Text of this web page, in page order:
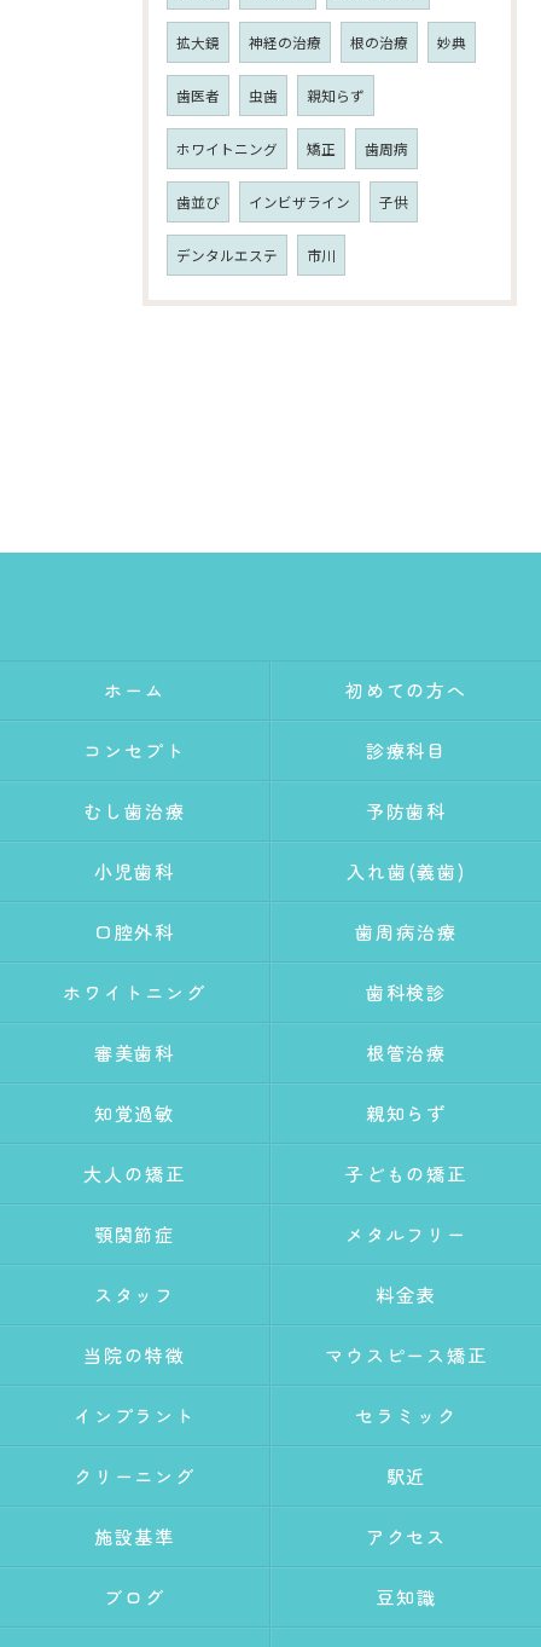
拡大鏡 神経の治療 根の治療 妙典
歯医者 虫歯 親知らず
ホワイトニング 矯正 歯周病
歯並び インビザライン 子供
デンタルエステ 市川
ホーム 初めての方へ
コンセプト 診療科目
むし歯治療 予防歯科
小児歯科 入れ歯(義歯)
口腔外科 歯周病治療
ホワイトニング 歯科検診
審美歯科 根管治療
知覚過敏 親知らず
大人の矯正 子どもの矯正
顎関節症 メタルフリー
スタッフ 料金表
当院の特徴 マウスピース矯正
インプラント セラミック
クリーニング 駅近
施設基準 アクセス
ブログ 豆知識